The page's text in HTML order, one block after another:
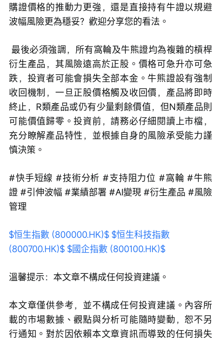
購證價格的推動力更強，還是直接持有牛證以規避
波幅風險更為穩妥？歡迎分享您的看法。
衍生產品，其風險遠高於正股。價格可急升亦可急
跌，投資者可能會損失全部本金。牛熊證設有強制
收回機制，一旦正股價格觸及收回價，產品將即時
終止，R類產品或仍有少量剩餘價值，但N類產品則
可能價值歸零。投資前，請務必仔細閱讀上市檔，
充分瞭解產品特性，並根據自身的風險承受能力謹
慎決策。
#快手短線 #技術分析 #支持阻力位 #窩輪 #牛熊
證 #引伸波幅 #業績部署 #AI變現 #衍生產品 #風險
管理
$恒生指數 (800000.HK)$ $恒生科技指數
(800700.HK)$ $國企指數 (800100.HK)$
溫馨提示：本文章不構成任何投資建議。
本文章僅供參考，並不構成任何投資建議。內容所
載的市場數據、觀點與分析可能隨時變動，恕不另
行通知。對於因依賴本文章資訊而導致的任何損失